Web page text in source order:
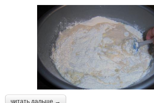
читать дальше →